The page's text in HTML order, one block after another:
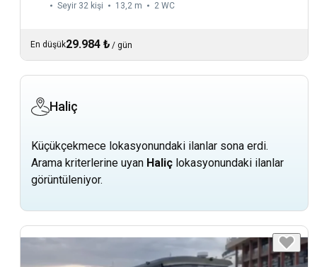
Seyir 32 kişi 13,2 m 2 WC
En düşük29.984 ₺ / gün
Haliç
Küçükçekmece lokasyonundaki ilanlar sona erdi.
Arama kriterlerine uyan Haliç lokasyonundaki ilanlar
görüntüleniyor.